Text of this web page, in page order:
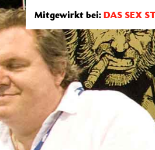
Mitgewirkt bei: DAS SEX